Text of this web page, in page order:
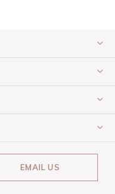
EMAIL US